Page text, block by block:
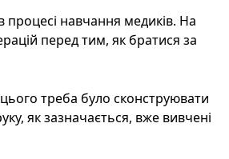
навчання медиків. На
перед тим, як братися за
треба було сконструювати
як зазначається, вже вивчені